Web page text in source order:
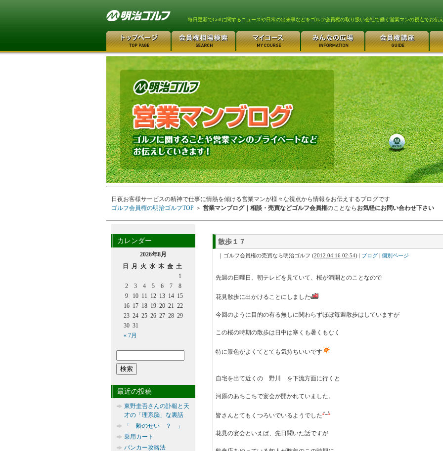
毎日更新でGolfに関するニュースや日常の出来事などをゴルフ会員権の取り扱い会社で働く営業マンの視点でお伝
日夜お客様サービスの精神で仕事に情熱を傾ける営業マンが様々な視点から情報をお伝えするブログです
ゴルフ会員権の明治ゴルフTOP ＞ 営業マンブログ｜相談・売買などゴルフ会員権のことなら お気軽にお問い合わせ下さい
散歩１７
｜ゴルフ会員権の売買なら明治ゴルフ (2012.04.16 02:54) | ブログ | 個別ページ
先週の日曜日、朝テレビを見ていて、桜が満開とのことなので
花見散歩に出かけることにしました
今回のように目的の有る無しに関わらずほぼ毎週散歩はしていますが
この桜の時期の散歩は日中は寒くも暑くもなく
特に景色がよくてとても気持ちいいです
自宅を出て近くの 野川 を下流方面に行くと
河原のあちこちで宴会が開かれていました。
皆さんとてもくつろいでいるようでした
花見の宴会といえば、先日聞いた話ですが
カレンダー
2026年8月
日
月 火 水 木 金 土
« 7月
1
2
3 4 5 6 7
8
9
10 11 12 13 14 15
16 17 18 19 20 21 22
23 24 25 26 27 28 29
30 31
最近の投稿
東野圭吾さんの訃報と天
才の「理系脳」な裏話
「 齢のせい ？ 」
乗用カート
バンカー攻略法